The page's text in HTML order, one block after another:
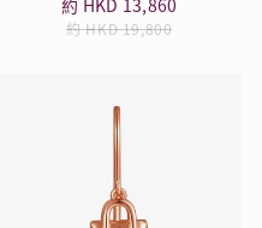
約 HKD 19,800